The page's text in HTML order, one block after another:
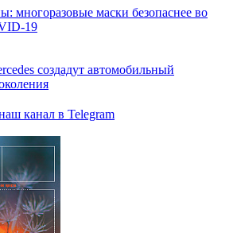
многоразовые маски безопаснее во
19
создадут автомобильный
канал в Telegram